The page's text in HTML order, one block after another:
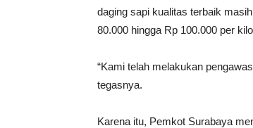
daging sapi kualitas terbaik
80.000 hingga Rp 100.000 per
“Kami telah melakukan
tegasnya.
Karena itu, Pemkot Surabaya